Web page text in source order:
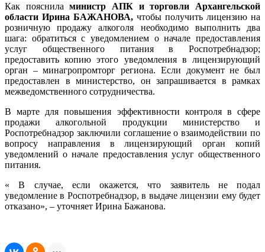
Как поясниламинистр АПК и торговли Архангельской
области Ирина БАЖАНОВА, чтобы получить лицензию на
розничную продажу алкоголя необходимо выполнить два
шага: обратиться с уведомлением о начале предоставления
услуг общественного питания в Роспотребнадзор;
предоставить копию этого уведомления в лицензирующий
орган – минагропромторг региона. Если документ не был
предоставлен в министерство, он запрашивается в рамках
межведомственного сотрудничества.
В марте для повышения эффективности контроля в сфере
продажи алкогольной продукции министерство и
Роспотребнадзор заключили соглашение о взаимодействии по
вопросу направления в лицензирующий орган копий
уведомлений о начале предоставления услуг общественного
питания.
« В случае, если окажется, что заявитель не подал
уведомление в Роспотребнадзор, в выдаче лицензии ему будет
отказано», – уточняет Ирина Бажанова.